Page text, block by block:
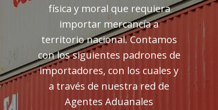
física y moral que requiera
importar mercancía a
territorio nacional. Contamos
con los siguientes padrones de
importadores, con los cuales y
a través de nuestra red de
Agentes Aduanales